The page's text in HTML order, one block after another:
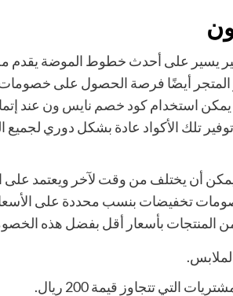
يسير على أحدث خطوط الموضة يقدم
المتجر أيضًا فرصة الحصول على
استخدامكود خصم نايس ون عند
تلك الأكواد عادة بشكل دوري
أن يختلف من وقت لآخر ويعتمد
تخفيضات بنسب محددة على الأسعار
المنتجات بأسعار أقل بفضل هذه
التي تتجاوز قيمة 200 ريال.